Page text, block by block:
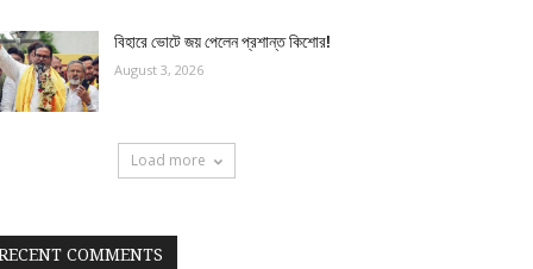
বিহারে ভোটে জয় পেলেন প্রশান্ত কিশোর!
August 3, 2026
Load more
COMMENTS